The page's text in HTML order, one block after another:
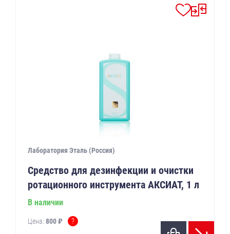
Лаборатория Эталь (Россия)
Средство для дезинфекции и очистки
ротационного инструмента АКСИАТ, 1 л
В наличии
Цена: 800 ₽ ?